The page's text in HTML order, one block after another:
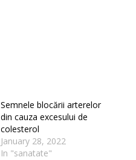
Semnele blocării arterelor
din cauza excesului de
colesterol
January 28, 2022
In "sanatate"